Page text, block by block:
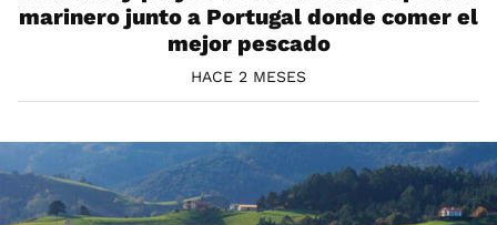
marinero junto a Portugal donde comer el
mejor pescado
HACE 2 MESES